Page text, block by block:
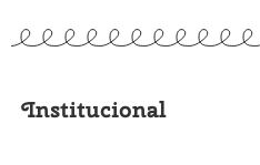
Institucional